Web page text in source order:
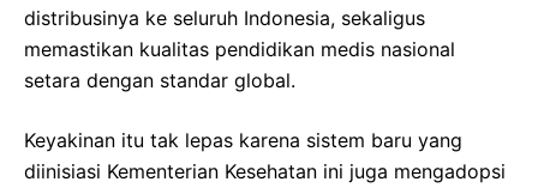
distribusinya ke seluruh Indonesia, sekaligus
memastikan kualitas pendidikan medis nasional
setara dengan standar global.
Keyakinan itu tak lepas karena sistem baru yang
diinisiasi Kementerian Kesehatan ini juga mengadopsi